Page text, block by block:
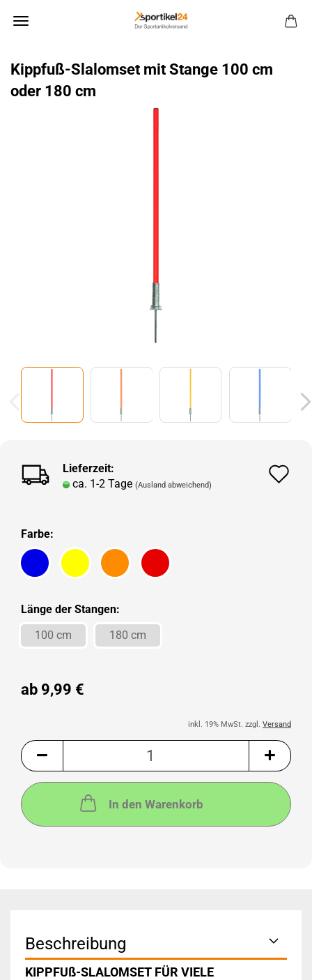
Kippfuß-​Slalomset mit Stan­ge 100 cm
oder 180 cm
Lieferzeit:
ca. 1-2 Tage (Ausland abweichend)
Farbe:
Länge der Stangen:
100 cm
180 cm
ab 9,99 €
inkl. 19% MwSt. zzgl. Versand
In den Warenkorb
Beschreibung
KIPPFUß-SLALOMSET FÜR VIELE